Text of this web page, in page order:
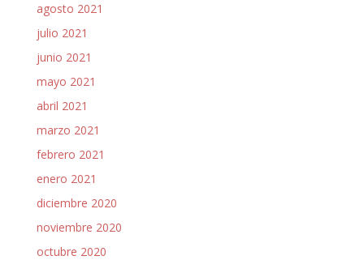
agosto 2021
julio 2021
junio 2021
mayo 2021
abril 2021
marzo 2021
febrero 2021
enero 2021
diciembre 2020
noviembre 2020
octubre 2020